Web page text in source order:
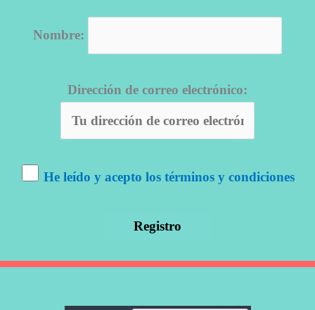
Nombre:
Dirección de correo electrónico:
He leído y acepto los términos y condiciones